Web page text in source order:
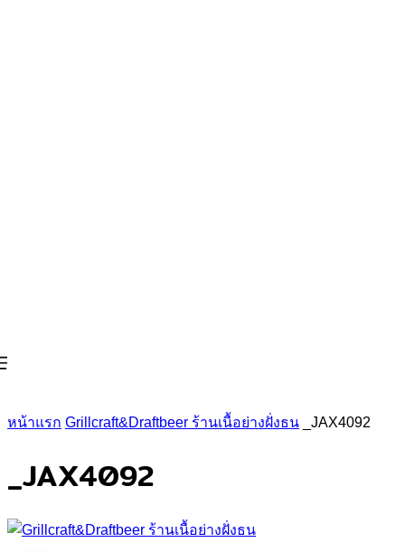
หน้าแรก Grillcraft&Draftbeer ร้านเนื้อย่างฝั่งธน _JAX4092
_JAX4092